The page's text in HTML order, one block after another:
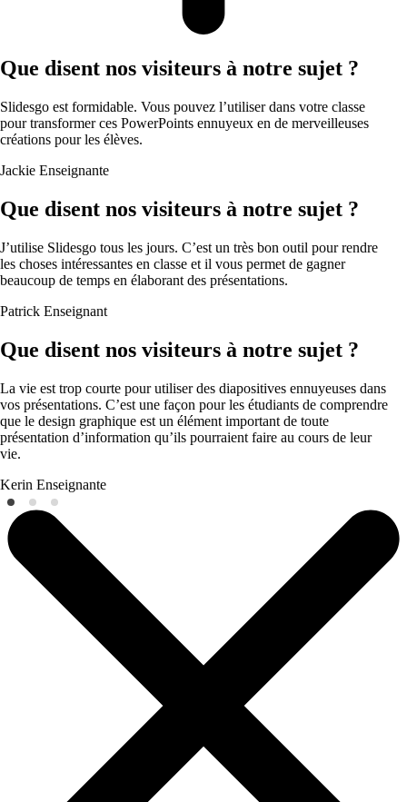
Que disent nos visiteurs à notre sujet ?
Slidesgo est formidable. Vous pouvez l’utiliser dans votre classe
pour transformer ces PowerPoints ennuyeux en de merveilleuses
créations pour les élèves.
Jackie Enseignante
Que disent nos visiteurs à notre sujet ?
J’utilise Slidesgo tous les jours. C’est un très bon outil pour rendre
les choses intéressantes en classe et il vous permet de gagner
beaucoup de temps en élaborant des présentations.
Patrick Enseignant
Que disent nos visiteurs à notre sujet ?
La vie est trop courte pour utiliser des diapositives ennuyeuses dans
vos présentations. C’est une façon pour les étudiants de comprendre
que le design graphique est un élément important de toute
présentation d’information qu’ils pourraient faire au cours de leur
vie.
Kerin Enseignante